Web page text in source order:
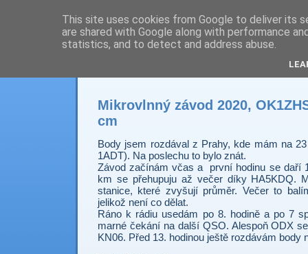
Prdec - Pardubice
Mikrovlnný závod 2020,
cm
Body jsem rozdával z Prahy, kde mám na
1ADT). Na poslechu to bylo znát.
Závod začínám včas a první hodinu se daří
km se přehupuju až večer díky HA5KDQ.
stanice, které zvyšují průměr. Večer to
jelikož není co dělat.
Ráno k rádiu usedám po 8. hodině a po 7
marné čekání na další QSO. Alespoň ODX
KN06. Před 13. hodinou ještě rozdávám body
This site uses cookies from Google to deliver its
are shared with Google along with performance
statistics, and to detect and address abuse.